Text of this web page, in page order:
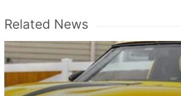
Related News